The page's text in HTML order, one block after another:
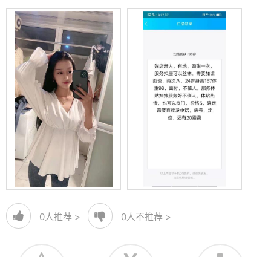
0人推荐 > 0人不推荐 >